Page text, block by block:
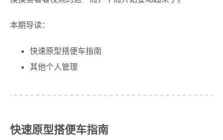
本期导读：
快速原型搭便车指南
其他个人管理
快速原型搭便车指南